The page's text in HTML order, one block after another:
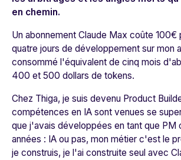
en chemin.
Un abonnement Claude Max coûte 100€
quatre jours de développement sur mon
consommé l'équivalent de cinq mois
400 et 500 dollars de tokens.
Chez Thiga, je suis devenu Product
compétences en IA sont venues se
que j'avais développées en tant que PM
années : IA ou pas, mon métier c'est le
je construis, je l'ai construite seul avec